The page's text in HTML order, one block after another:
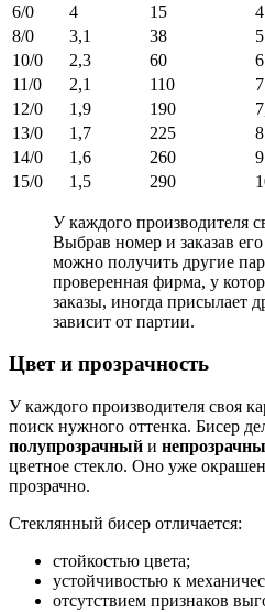
6/0
4 15 4
8/0
3,1 38 5
10/0
2,3 60 6
11/0
2,1 110 7
12/0
1,9 190
13/0
1,7 225 8
14/0
1,6 260 9
15/0
1,5 290
У каждого производителя
Выбрав номер и заказав
можно получить другие
проверенная фирма, у
заказы, иногда присылает
зависит от партии.
Цвет и прозрачность
У каждого производителя своя
поиск нужного оттенка. Бисер
полупрозрачный и
цветное стекло. Оно уже
прозрачно.
Стеклянный бисер отличается:
стойкостью цвета;
устойчивостью к
отсутствием признаков